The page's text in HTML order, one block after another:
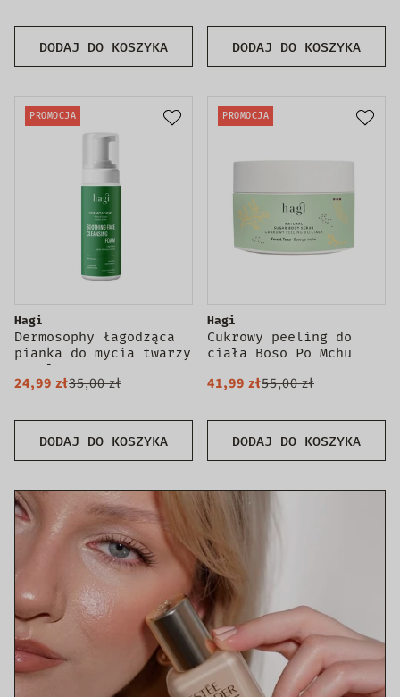
DODAJ DO KOSZYKA DODAJ DO KOSZYKA
PROMOCJA
DODAJ DO KOSZYKA
Hagi
Dermosophy łagodząca
pianka do mycia twarzy
150ml
24,99 zł35,00 zł
PROMOCJA
DODAJ DO KOSZYKA
Hagi
Cukrowy peeling do
ciała Boso Po Mchu
41,99 zł55,00 zł